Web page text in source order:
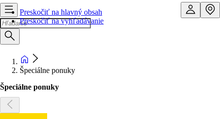
Preskočiť na hlavný obsah
Preskočiť na vyhľadávanie
Špeciálne ponuky
Špeciálne ponuky